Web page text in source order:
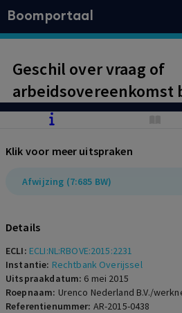
Boomportaal
Geschil over vraag of
arbeidsovereenkomst
van
Afwijzing voorwaardelijk
ontbindingsverzoek.
bodemprocedure
Klik voor meer uitspraken
Afwijzing (7:685 BW)
Details
ECLI: ECLI:NL:RBOVE:2015:2231
Instantie: Rechtbank Overijssel
Uitspraakdatum: 6 mei 2015
Roepnaam: Urenco Nederland B.V./
Referentienummer: AR-2015-0438